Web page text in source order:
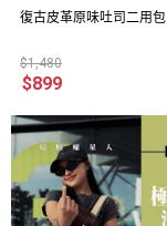
復古皮革原味吐司二用包
$1,480
$899